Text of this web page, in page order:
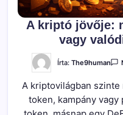
A kriptó jövője:
vagy
Írta: The9human
A kriptovilágban
token, kampány